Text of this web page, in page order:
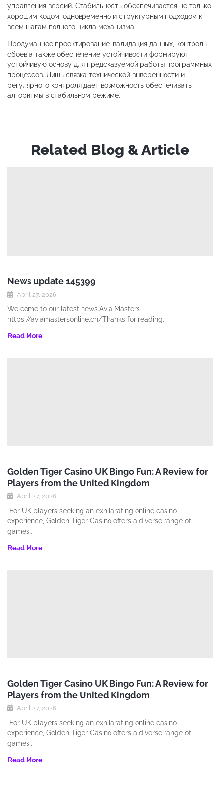
управления версий. Стабильность обеспечивается не только
хорошим кодом, одновременно и структурным подходом к
всем шагам полного цикла механизма.
Продуманное проектирование, валидация данных, контроль
сбоев а также обеспечение устойчивости формируют
устойчивую основу для предсказуемой работы программных
процессов. Лишь связка технической выверенности и
регулярного контроля даёт возможность обеспечивать
алгоритмы в стабильном режиме.
Related Blog & Article
News update 145399
April 27, 2026
Welcome to our latest news.Avia Masters
https://aviamastersonline.ch/Thanks for reading.
Read More
Golden Tiger Casino UK Bingo Fun: A Review for
Players from the United Kingdom
April 27, 2026
For UK players seeking an exhilarating online casino
experience‚ Golden Tiger Casino offers a diverse range of
games‚..
Read More
Golden Tiger Casino UK Bingo Fun: A Review for
Players from the United Kingdom
April 27, 2026
For UK players seeking an exhilarating online casino
experience‚ Golden Tiger Casino offers a diverse range of
games‚..
Read More